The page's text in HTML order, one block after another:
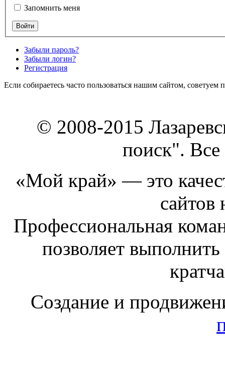
Запомнить меня
Забыли пароль?
Забыли логин?
Регистрация
Если собираетесь часто пользоваться нашим сайтом, советуем
© 2008-2015
поиск".
«Мой край» — это
сайтов
Профессиональная
позволяет
Создание и